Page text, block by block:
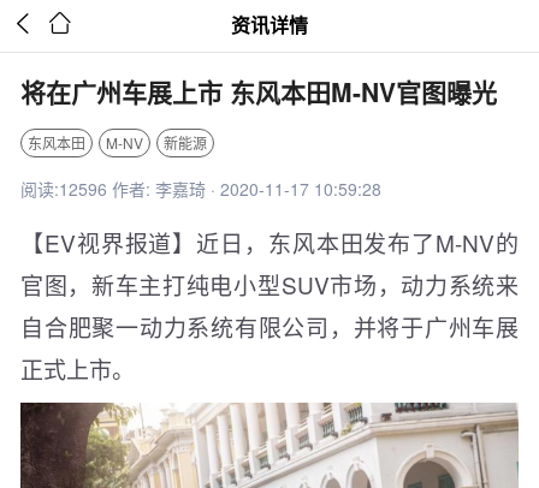
  资讯详情
将在广州车展上市 东风本田M-NV官图曝光
东风本田 M-NV 新能源
阅读:12596 作者: 李嘉琦 · 2020-11-17 10:59:28
【EV视界报道】近日，东风本田发布了M-NV的
官图，新车主打纯电小型SUV市场，动力系统来
自合肥聚一动力系统有限公司，并将于广州车展
正式上市。